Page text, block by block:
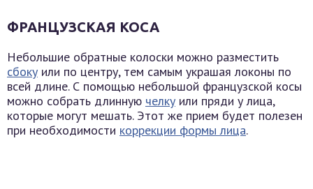
ФРАНЦУЗСКАЯ КОСА
Небольшие обратные колоски можно разместить
сбоку или по центру, тем самым украшая локоны по
всей длине. С помощью небольшой французской косы
можно собрать длинную челку или пряди у лица,
которые могут мешать. Этот же прием будет полезен
при необходимости коррекции формы лица.